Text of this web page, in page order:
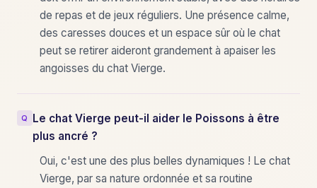
de repas et de jeux réguliers. Une présence calme,
des caresses douces et un espace sûr où le chat
peut se retirer aideront grandement à apaiser les
angoisses du chat Vierge.
Le chat Vierge peut-il aider le Poissons à être
plus ancré ?
Oui, c'est une des plus belles dynamiques ! Le chat
Vierge, par sa nature ordonnée et sa routine